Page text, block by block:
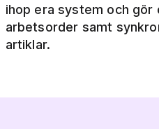
ihop era system och
arbetsorder samt
artiklar.